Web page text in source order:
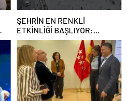
ŞEHRİN EN RENKLİ
ETKİNLİĞİ BAŞLIYOR:
“SOKAK STİLİ GRAFFİTİ
FESTİVALİ” HEYECANI
GAZİOSMANPAŞA’DA
YAŞANACAK